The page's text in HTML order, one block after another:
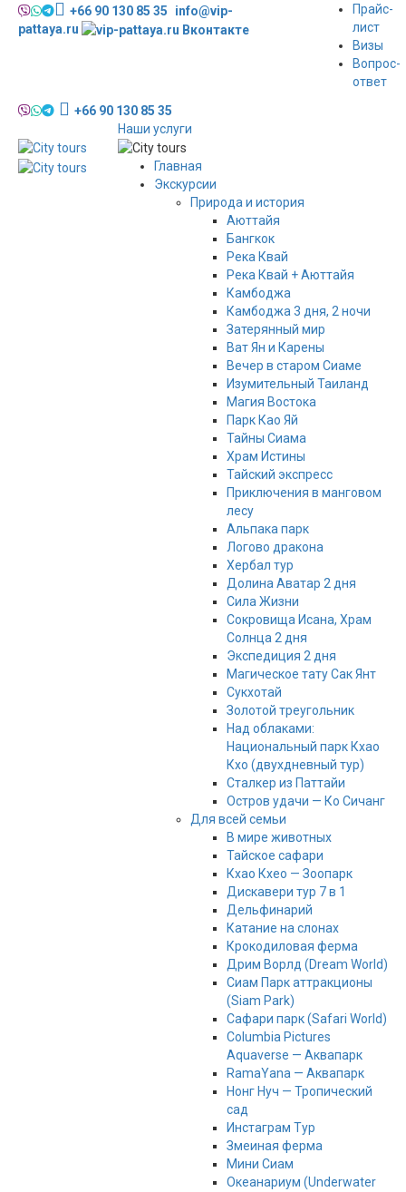
+66 90 130 85 35
info@vip-
pattaya.ru
Прайс-
лист
Визы
Вопрос-
ответ
+66 90 130 85 35
Наши услуги
Главная
Экскурсии
Природа и история
Аюттайя
Бангкок
Река Квай
Река Квай + Аюттайя
Камбоджа
Камбоджа 3 дня, 2 ночи
Затерянный мир
Ват Ян и Карены
Вечер в старом Сиаме
Изумительный Таиланд
Магия Востока
Парк Као Яй
Тайны Сиама
Храм Истины
Тайский экспресс
Приключения в манговом
лесу
Альпака парк
Логово дракона
Хербал тур
Долина Аватар 2 дня
Сила Жизни
Сокровища Исана, Храм
Солнца 2 дня
Экспедиция 2 дня
Магическое тату Cак Янт
Сукхотай
Золотой треугольник
Над облаками:
Национальный парк Кхао
Кхо (двухдневный тур)
Сталкер из Паттайи
Остров удачи — Ко Сичанг
Для всей семьи
В мире животных
Тайское сафари
Кхао Кхео — Зоопарк
Дискавери тур 7 в 1
Дельфинарий
Катание на слонах
Крокодиловая ферма
Дрим Ворлд (Dream World)
Сиам Парк аттракционы
(Siam Park)
Сафари парк (Safari World)
Columbia Pictures
Aquaverse — Аквапарк
RamaYana — Аквапарк
Нонг Нуч — Тропический
сад
Инстаграм Тур
Змеиная ферма
Мини Сиам
Океанариум (Underwater